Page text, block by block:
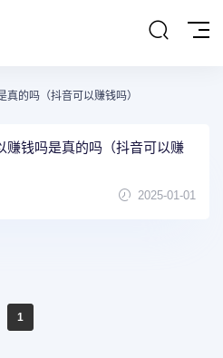
真的吗（抖音可以赚钱吗）
赚钱吗是真的吗（抖音可以赚
2025-01-01
1